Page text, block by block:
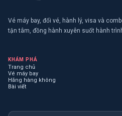
Vé máy bay, đổi vé, hành lý, visa và
tận tâm, đồng hành xuyên suốt hành
KHÁM PHÁ
Trang chủ
Vé máy bay
Hãng hàng không
Bài viết